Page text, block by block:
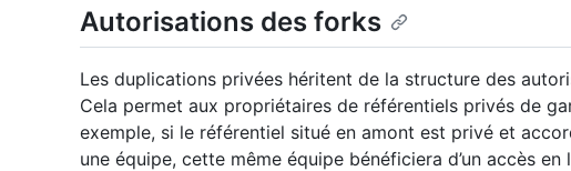
Autorisations des forks
Les duplications privées héritent de la structure des
Cela permet aux propriétaires de référentiels privés de
exemple, si le référentiel situé en amont est privé et
une équipe, cette même équipe bénéficiera d’un accès